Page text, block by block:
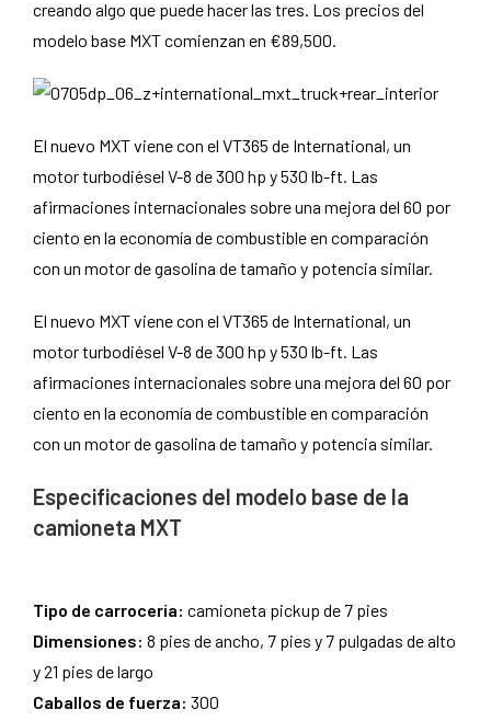
creando algo que puede hacer las tres. Los precios del
modelo base MXT comienzan en €89,500.
El nuevo MXT viene con el VT365 de International, un
motor turbodiésel V-8 de 300 hp y 530 lb-ft. Las
afirmaciones internacionales sobre una mejora del 60 por
ciento en la economía de combustible en comparación
con un motor de gasolina de tamaño y potencia similar.
El nuevo MXT viene con el VT365 de International, un
motor turbodiésel V-8 de 300 hp y 530 lb-ft. Las
afirmaciones internacionales sobre una mejora del 60 por
ciento en la economía de combustible en comparación
con un motor de gasolina de tamaño y potencia similar.
Especificaciones del modelo base de la
camioneta MXT
Tipo de carrocería: camioneta pickup de 7 pies
Dimensiones: 8 pies de ancho, 7 pies y 7 pulgadas de alto
y 21 pies de largo
Caballos de fuerza: 300